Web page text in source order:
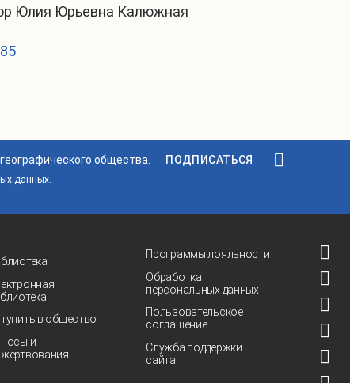
Юлия Юрьевна Калюжная
общества. ПОДПИСАТЬСЯ
данных.
в общество
и
Программы лояльности
Обработка
персональных данных
Пользовательское
соглашение
Служба поддержки
сайта